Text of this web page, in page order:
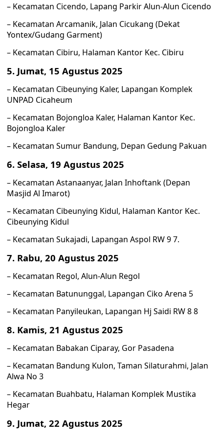
– Kecamatan Cicendo, Lapang Parkir Alun-Alun Cicendo
– Kecamatan Arcamanik, Jalan Cicukang (Dekat
Yontex/Gudang Garment)
– Kecamatan Cibiru, Halaman Kantor Kec. Cibiru
5. Jumat, 15 Agustus 2025
– Kecamatan Cibeunying Kaler, Lapangan Komplek
UNPAD Cicaheum
– Kecamatan Bojongloa Kaler, Halaman Kantor Kec.
Bojongloa Kaler
– Kecamatan Sumur Bandung, Depan Gedung Pakuan
6. Selasa, 19 Agustus 2025
– Kecamatan Astanaanyar, Jalan Inhoftank (Depan
Masjid Al Imarot)
– Kecamatan Cibeunying Kidul, Halaman Kantor Kec.
Cibeunying Kidul
– Kecamatan Sukajadi, Lapangan Aspol RW 9 7.
7. Rabu, 20 Agustus 2025
– Kecamatan Regol, Alun-Alun Regol
– Kecamatan Batununggal, Lapangan Ciko Arena 5
– Kecamatan Panyileukan, Lapangan Hj Saidi RW 8 8
8. Kamis, 21 Agustus 2025
– Kecamatan Babakan Ciparay, Gor Pasadena
– Kecamatan Bandung Kulon, Taman Silaturahmi, Jalan
Alwa No 3
– Kecamatan Buahbatu, Halaman Komplek Mustika
Hegar
9. Jumat, 22 Agustus 2025